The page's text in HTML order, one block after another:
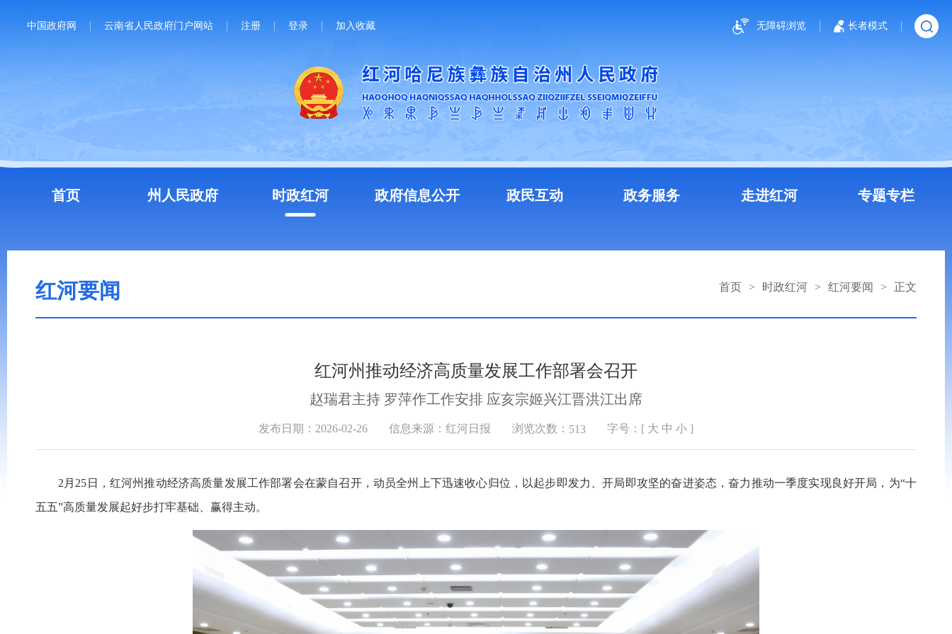
中国政府网 云南省人民政府门户网站 注册 登录 加入收藏 无障碍浏览 长者模式
首页 州人民政府 时政红河 政府信息公开 政民互动 政务服务 走进红河 专题专栏
红河要闻 首页 > 时政红河 > 红河要闻 > 正文
红河州推动经济高质量发展工作部署会召开
赵瑞君主持 罗萍作工作安排 应亥宗姬兴江晋洪江出席
发布日期：2026-02-26 信息来源：红河日报 浏览次数： 513 字号：[ 大 中 小 ]
2月25日，红河州推动经济高质量发展工作部署会在蒙自召开，动员全州上下迅速收心归位，以起步即发力、开局即攻坚的奋进姿态，奋力推动一季度实现良好开局，为“十
五五”高质量发展起好步打牢基础、赢得主动。